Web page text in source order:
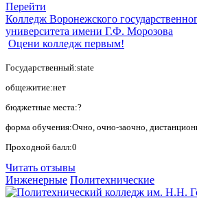
Перейти
Колледж Воронежского
университета имени Г.Ф. Морозова
Оцени колледж первым!
Государственный:state
общежитие:нет
бюджетные места:?
форма обучения:Очно, очно-заочно,
Проходной балл:0
Читать отзывы
Инженерные Политехнические